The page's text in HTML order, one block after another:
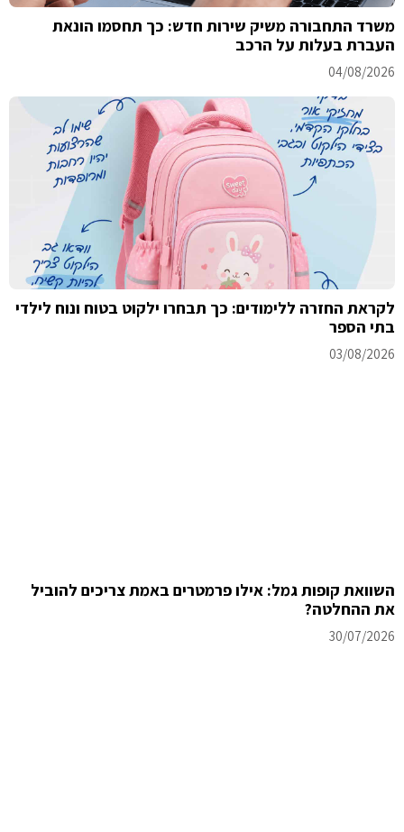
משרד התחבורה משיק שירות חדש: כך תחסמו הונאת
העברת בעלות על הרכב
04/08/2026
לקראת החזרה ללימודים: כך תבחרו ילקוט בטוח ונוח לילדי
בתי הספר
03/08/2026
השוואת קופות גמל: אילו פרמטרים באמת צריכים להוביל
את ההחלטה?
30/07/2026